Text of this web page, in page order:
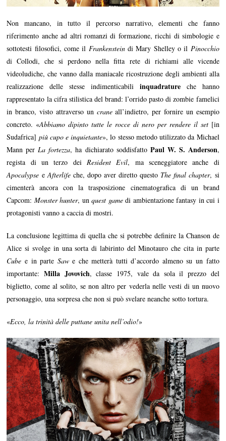
Non mancano, in tutto il percorso narrativo, elementi che fanno
riferimento anche ad altri romanzi di formazione, ricchi di simbologie e
sottotesti filosofici, come il Frankensteindi Mary Shelley o il Pinocchio
di Collodi, che si perdono nella fitta rete di richiami alle vicende
videoludiche, che vanno dalla maniacale ricostruzione degli ambienti alla
realizzazione delle stesse indimenticabili inquadratureche hanno
rappresentato la cifra stilistica del brand: l’orrido pasto di zombie famelici
in branco, visto attraverso un craneall’indietro, per fornire un esempio
concreto. «Abbiamo dipinto tutte le rocce di nero per rendere il set [in
Sudafrica] più cupo e inquietante», lo stesso metodo utilizzato da Michael
Mann perLa fortezza, ha dichiarato soddisfatto Paul W. S. Anderson,
regista di un terzo dei Resident Evil, ma sceneggiatore anche di
Apocalypse eAfterlife che, dopo aver diretto questo The final chapter, si
cimenterà ancora con la trasposizione cinematografica di un brand
Capcom: Monster hunter, unquest gamedi ambientazione fantasy in cui i
protagonisti vanno a caccia di mostri.
La conclusione legittima di quella che si potrebbe definire la Chanson de
Alice si svolge in una sorta di labirinto del Minotauro che cita in parte
Cube e in parte Sawe che metterà tutti d’accordo almeno su un fatto
importante:Milla Jovovich, classe 1975, vale da sola il prezzo del
biglietto, come al solito, se non altro per vederla nelle vesti di un nuovo
personaggio, una sorpresa che non si può svelare neanche sotto tortura.
«Ecco, la trinità delle puttane unita nell’odio!»